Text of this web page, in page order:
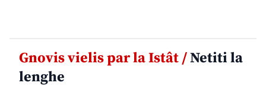
Gnovis vielis par la Istât /Netiti la
lenghe